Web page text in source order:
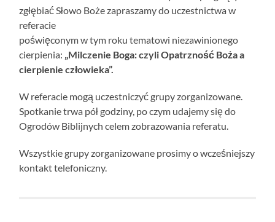
zgłębiać Słowo Boże zapraszamy do uczestnictwa w
referacie
poświęconym w tym roku tematowi niezawinionego
cierpienia: „Milczenie Boga: czyli Opatrzność Boża a
cierpienie człowieka”.
W referacie mogą uczestniczyć grupy zorganizowane.
Spotkanie trwa pół godziny, po czym udajemy się do
Ogrodów Biblijnych celem zobrazowania referatu.
Wszystkie grupy zorganizowane prosimy o wcześniejszy
kontakt telefoniczny.